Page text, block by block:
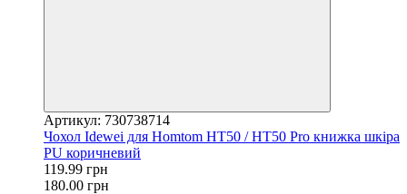
Артикул: 730738714
Чохол Idewei для Homtom HT50 / HT50 Pro книжка шкіра
PU коричневий
119.99 грн
180.00 грн